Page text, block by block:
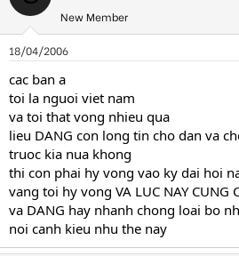
New Member
18/04/2006
cac ban a
toi la nguoi viet nam
va toi that vong nhieu qua
lieu DANG con long tin cho dan va
truoc kia nua khong
thi con phai hy vong vao ky dai hoi
vang toi hy vong VA LUC NAY CUNG
va DANG hay nhanh chong loai bo
noi canh kieu nhu the nay